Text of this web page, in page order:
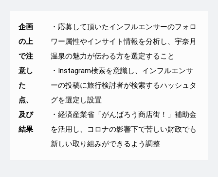
企画
の上
で注
意し
た
点、
及び
結果
・応募して頂いたインフルエンサーのフォロ
ワー属性やインサイト情報を分析し、宇奈月
温泉の魅力が伝わる方を選定すること
・Instagram検索を意識し、インフルエンサ
ーの投稿に旅行検討者が検索するハッシュタ
グを選定し設置
・経済産業省「がんばろう商店街！」補助金
を活用し、コロナの影響下で苦しい財政でも
新しい取り組みができるよう調整